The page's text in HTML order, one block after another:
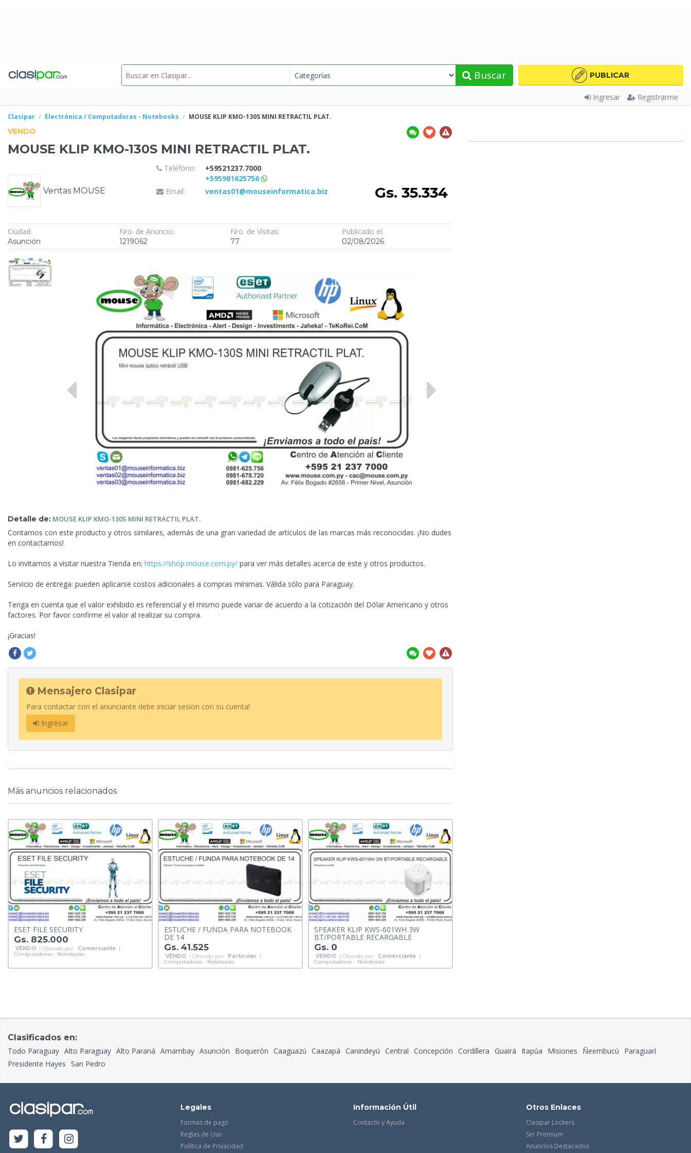
Buscar PUBLICAR
Ingresar Registrarme
Clasipar Electrónica / Computadoras - Notebooks MOUSE KLIP KMO-130S MINI RETRACTIL PLAT.
VENDO
MOUSE KLIP KMO-130S MINI RETRACTIL PLAT.
Ventas MOUSE
Teléfono:
+59521237.7000
+595981625756
Email:
ventas01@mouseinformatica.biz Gs. 35.334
Ciudad:
Asunción
Nro. de Anuncio:
1219062
Nro. de Visitas:
77
Publicado el:
02/08/2026
Detalle de: MOUSE KLIP KMO-130S MINI RETRACTIL PLAT.
Contamos con este producto y otros similares, además de una gran variedad de artículos de las marcas más reconocidas. ¡No dudes
en contactarnos!
Lo invitamos a visitar nuestra Tienda en: https://shop.mouse.com.py/ para ver más detalles acerca de este y otros productos.
Servicio de entrega: pueden aplicarse costos adicionales a compras mínimas. Válida sólo para Paraguay.
Tenga en cuenta que el valor exhibido es referencial y el mismo puede variar de acuerdo a la cotización del Dólar Americano y otros
factores. Por favor confirme el valor al realizar su compra.
¡Gracias!
Mensajero Clasipar
Para contactar con el anunciante debe iniciar sesion con su cuenta!
Ingresar
Más anuncios relacionados
ESET FILE SECURITY
Gs. 825.000
VENDO | Ofrecido por: Comerciante |
Computadoras - Notebooks
ESTUCHE / FUNDA PARA NOTEBOOK
DE 14
Gs. 41.525
VENDO | Ofrecido por: Particular |
Computadoras - Notebooks
SPEAKER KLIP KWS-601WH 3W
BT/PORTABLE RECARGABLE
Gs. 0
VENDO | Ofrecido por: Comerciante |
Computadoras - Notebooks
Clasificados en:
Todo Paraguay Alto Paraguay Alto Paraná Amambay Asunción Boquerón Caaguazú Caazapá Canindeyú Central Concepción Cordillera Guairá Itapúa Misiones Ñeembucú
Paraguarí
Presidente Hayes San Pedro
Legales
Formas de pago
Reglas de Uso
Política de Privacidad
Información Útil
Contacto y Ayuda
Otros Enlaces
Clasipar Lockers
Ser Premium
Anuncios Destacados